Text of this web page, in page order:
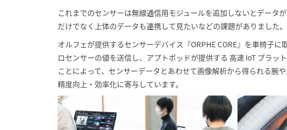
これまでのセンサーは無線通信用モジュールを追加しないとデータ
だけでなく上体のデータも連携して見たいなどの課題がありました。
オルフェが提供するセンサーデバイス『ORPHE CORE』を車椅子に
ロセンサーの値を送信し、アプトポッドが提供する 高速 IoT プラッ
ことによって、センサーデータとあわせて画像解析から得られる腕
精度向上・効率化に寄与しています。